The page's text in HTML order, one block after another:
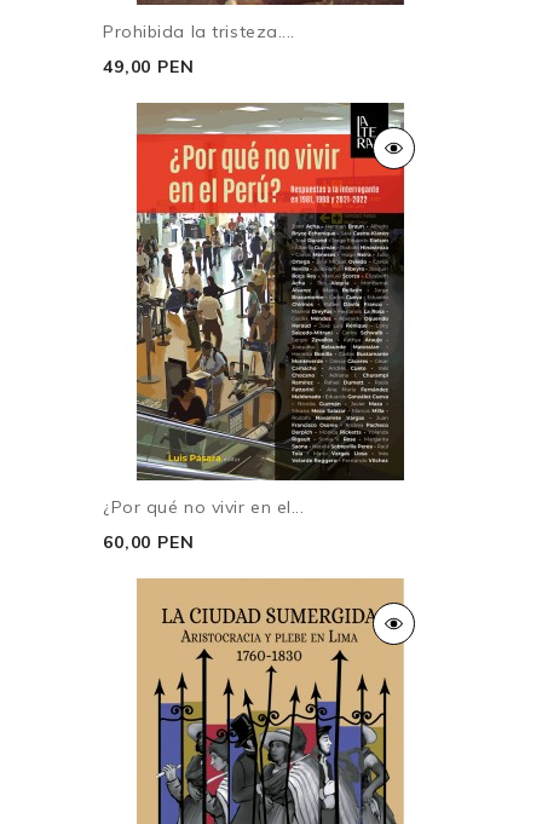
Prohibida la tristeza....
49,00 PEN
¿Por qué no vivir en el...
60,00 PEN